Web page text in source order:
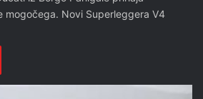
mogočega. Novi Superleggera V4